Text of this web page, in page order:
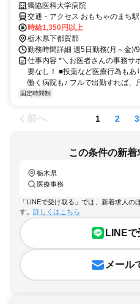
獨協医科大学病院
交通・アクセス おもちゃのまち
時給1,350円以上
栃木県下都賀郡
勤務時間詳細 週5日勤務(月～金
仕事内容 *＼お医者さんの事務サ
要なし！ ■投薬など医療行為も
働く病院も♪ フルで出勤すれば
固定時間制
前へ 1 2 3
この条件の新
栃木県
医療事務
「LINEで受け取る」では、新着求人の
す。 詳しくはこちら
LINE
メール